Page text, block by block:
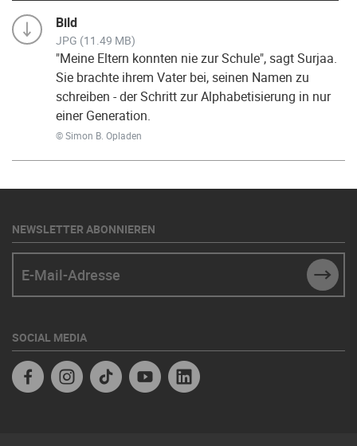
Bild
JPG (11.49 MB)
"Meine Eltern konnten nie zur Schule", sagt Surjaa.
Sie brachte ihrem Vater bei, seinen Namen zu
schreiben - der Schritt zur Alphabetisierung in nur
einer Generation.
© Simon B. Opladen
NEWSLETTER ABONNIEREN
SOCIAL MEDIA
FacebookInstagramTikTok Youtube